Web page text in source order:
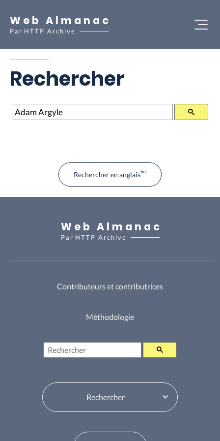
Web Almanac
Par HTTP Archive
Rechercher
Rechercher
Rechercher en anglais
Web Almanac
Par HTTP Archive
Contributeurs et contributrices
Méthodologie
Rechercher
Sélecteur de table des matières